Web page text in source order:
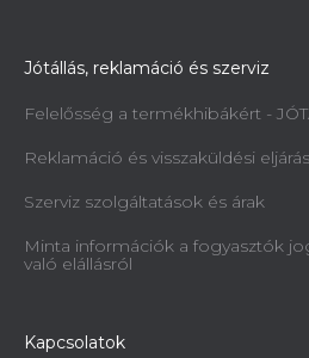
Jótállás, reklamáció és szerviz
Felelősség a termékhibákért -
Reklamáció és visszaküldési eljárás
Szerviz szolgáltatások és árak
Minta információk a fogyasztók
való elállásról
Kapcsolatok